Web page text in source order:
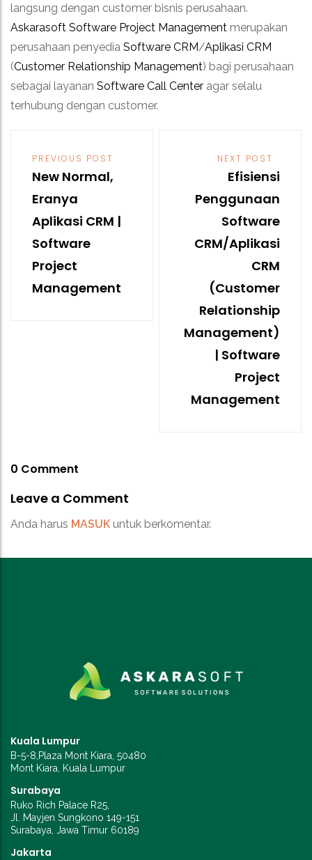
langsung dengan customer bisnis perusahaan.
Askarasoft Software Project Management merupakan
perusahaan penyedia Software CRM/Aplikasi CRM
(Customer Relationship Management) bagi perusahaan
sebagai layanan Software Call Center agar selalu
terhubung dengan customer.
navigation
PREVIOUS POST
New Normal,
Eranya
Aplikasi CRM |
Software
Project
Management
NEXT POST
Efisiensi
Penggunaan
Software
CRM/Aplikasi
CRM
(Customer
Relationship
Management)
| Software
Project
Management
0 Comment
Leave a Comment
Anda harus MASUK untuk berkomentar.
Kuala Lumpur
B-5-8,Plaza Mont Kiara, 50480
Mont Kiara, Kuala Lumpur
Surabaya
Ruko Rich Palace R25,
Jl. Mayjen Sungkono 149-151
Surabaya, Jawa Timur 60189
Jakarta